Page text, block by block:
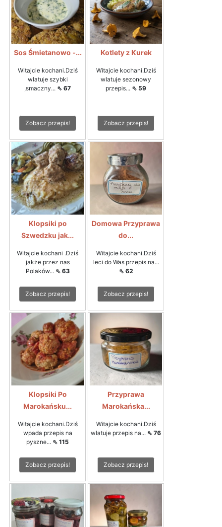
Sos Śmietanowo -...
Witajcie kochani.Dziś
wlatuje szybki
,smaczny... ⇖ 67
Zobacz przepis!
Kotlety z Kurek
Witajcie kochani.Dziś
wlatuje sezonowy
przepis... ⇖ 59
Zobacz przepis!
Klopsiki po
Szwedzku jak...
Witajcie kochani .Dziś
jakże przez nas
Polaków... ⇖ 63
Zobacz przepis!
Domowa Przyprawa
do...
Witajcie kochani.Dziś
leci do Was przepis na...
⇖ 62
Zobacz przepis!
Klopsiki Po
Marokańsku...
Witajcie kochani.Dziś
wpada przepis na
pyszne... ⇖ 115
Zobacz przepis!
Przyprawa
Marokańska...
Witajcie kochani.Dziś
wlatuje przepis na... ⇖ 76
Zobacz przepis!